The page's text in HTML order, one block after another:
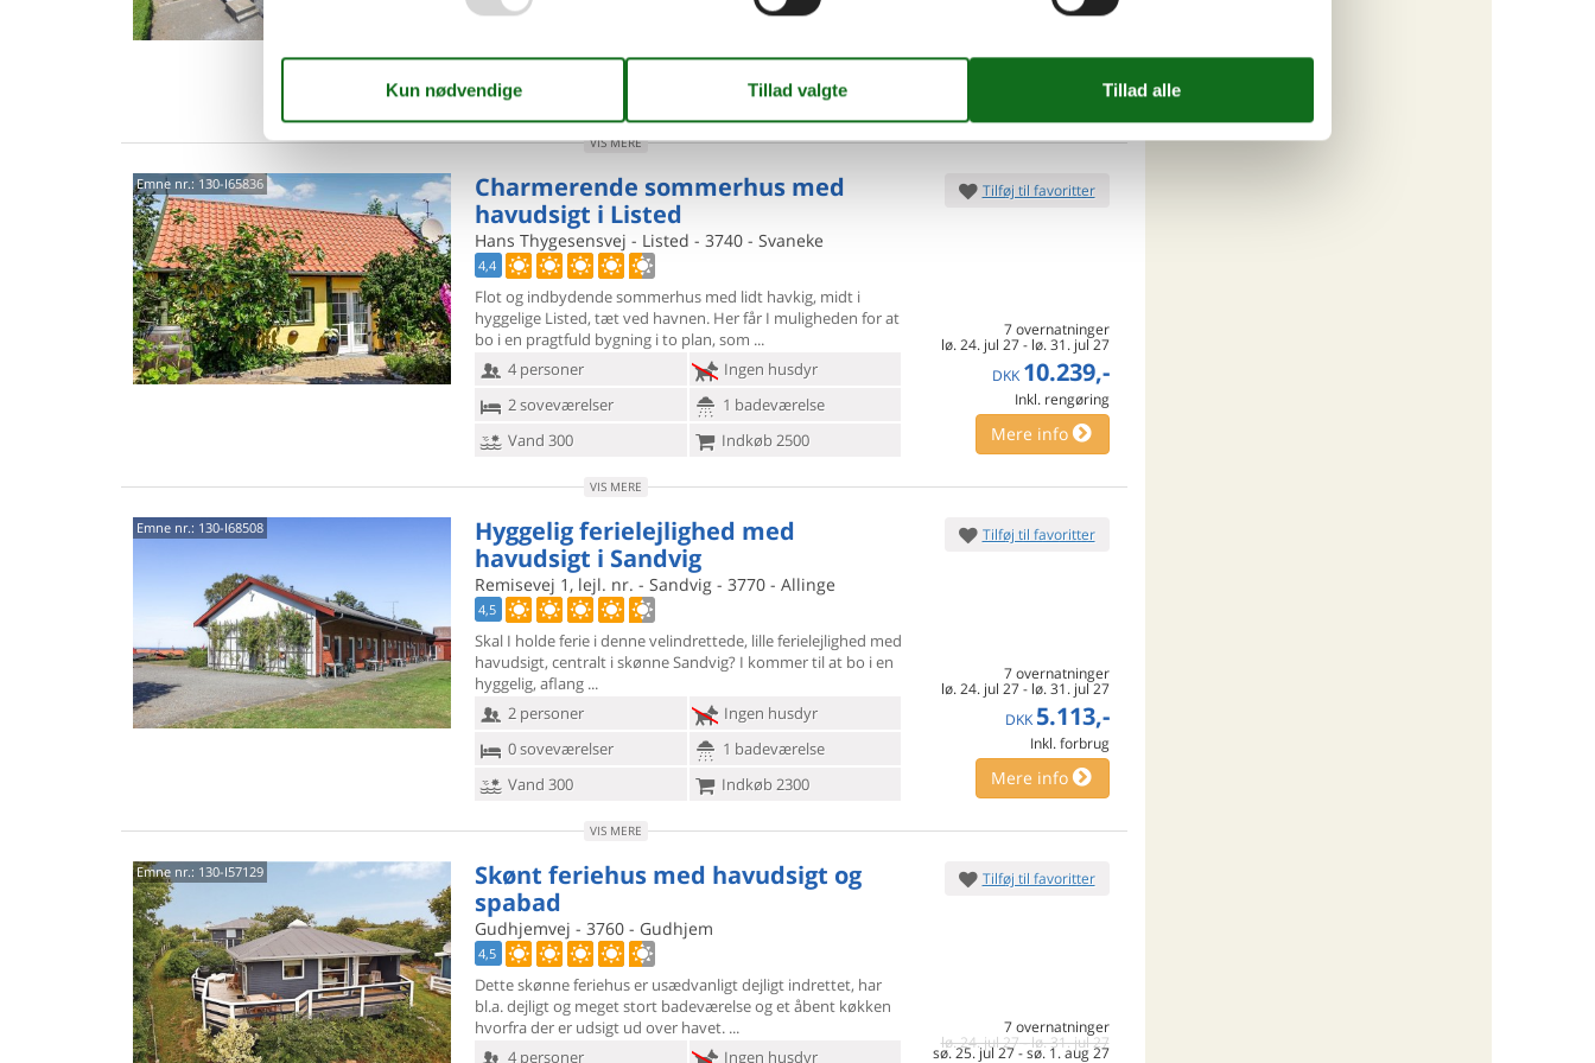
3 soveværelser
1 badeværelse
Vand 11000
Indkøb 3990
11.059,-
6personer
VIS MERE
Emne nr.: 130-I65836
Charmerende sommerhus med
havudsigt i Listed
Hans Thygesensvej - Listed - 3740 - Svaneke
4,4
Flot og indbydende sommerhus med lidt havkig, midt i
hyggelige Listed, tæt ved havnen. Her får I muligheden for at
bo i en pragtfuld bygning i to plan, som
4 personer
Ingen husdyr
2 soveværelser
1 badeværelse
Vand 300
Indkøb 2500
Tilføj til favoritter
7 overnatninger
lø. 24. jul 27- lø. 31. jul 27
DKK 10.239,-
Inkl. rengøring
Mere info
VIS MERE
Emne nr.: 130-I68508
Hyggelig ferielejlighed med
havudsigt i Sandvig
Remisevej 1, lejl. nr. - Sandvig - 3770 - Allinge
4,5
Skal I holde ferie i denne velindrettede, lille ferielejlighed med
havudsigt, centralt i skønne Sandvig? I kommer til at bo i en
hyggelig, aflang
2 personer
Ingen husdyr
0 soveværelser
1 badeværelse
Vand 300
Indkøb 2300
Tilføj til favoritter
7 overnatninger
lø. 24. jul 27- lø. 31. jul 27
DKK 5.113,-
Inkl. forbrug
Mere info
VIS MERE
Emne nr.: 130-I57129
Skønt feriehus med havudsigt og
spabad
Gudhjemvej - 3760 - Gudhjem
4,5
Dette skønne feriehus er usædvanligt dejligt indrettet, har
bl.a. dejligt og meget stort badeværelse og et åbent køkken
hvorfra der er udsigt ud over havet.
4 personer
Ingen husdyr
Tilføj til favoritter
7 overnatninger
lø. 24. jul 27-lø. 31. jul 27
sø. 25. jul 27-sø. 1. aug 27